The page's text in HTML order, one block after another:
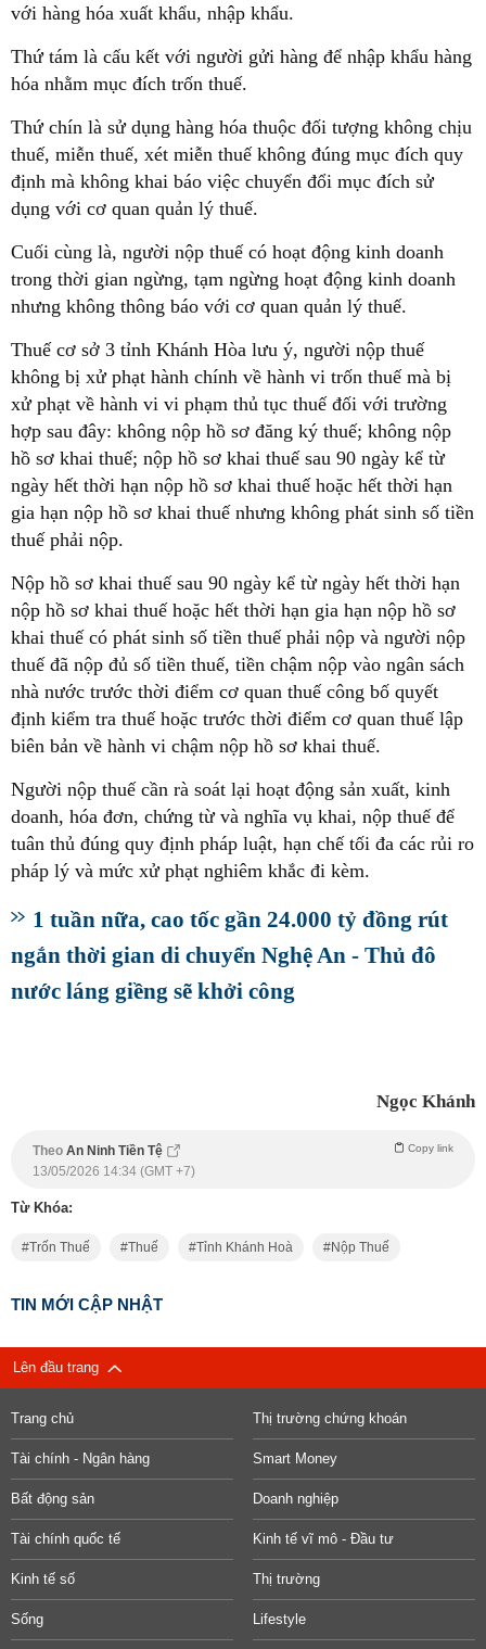
với hàng hóa xuất khẩu, nhập khẩu.
Thứ tám là cấu kết với người gửi hàng để nhập khẩu hàng
hóa nhằm mục đích trốn thuế.
Thứ chín là sử dụng hàng hóa thuộc đối tượng không chịu
thuế, miễn thuế, xét miễn thuế không đúng mục đích quy
định mà không khai báo việc chuyển đổi mục đích sử
dụng với cơ quan quản lý thuế.
Cuối cùng là, người nộp thuế có hoạt động kinh doanh
trong thời gian ngừng, tạm ngừng hoạt động kinh doanh
nhưng không thông báo với cơ quan quản lý thuế.
Thuế cơ sở 3 tỉnh Khánh Hòa lưu ý, người nộp thuế
không bị xử phạt hành chính về hành vi trốn thuế mà bị
xử phạt về hành vi vi phạm thủ tục thuế đối với trường
hợp sau đây: không nộp hồ sơ đăng ký thuế; không nộp
hồ sơ khai thuế; nộp hồ sơ khai thuế sau 90 ngày kể từ
ngày hết thời hạn nộp hồ sơ khai thuế hoặc hết thời hạn
gia hạn nộp hồ sơ khai thuế nhưng không phát sinh số tiền
thuế phải nộp.
Nộp hồ sơ khai thuế sau 90 ngày kể từ ngày hết thời hạn
nộp hồ sơ khai thuế hoặc hết thời hạn gia hạn nộp hồ sơ
khai thuế có phát sinh số tiền thuế phải nộp và người nộp
thuế đã nộp đủ số tiền thuế, tiền chậm nộp vào ngân sách
nhà nước trước thời điểm cơ quan thuế công bố quyết
định kiểm tra thuế hoặc trước thời điểm cơ quan thuế lập
biên bản về hành vi chậm nộp hồ sơ khai thuế.
Người nộp thuế cần rà soát lại hoạt động sản xuất, kinh
doanh, hóa đơn, chứng từ và nghĩa vụ khai, nộp thuế để
tuân thủ đúng quy định pháp luật, hạn chế tối đa các rủi ro
pháp lý và mức xử phạt nghiêm khắc đi kèm.
1 tuần nữa, cao tốc gần 24.000 tỷ đồng rút
ngắn thời gian di chuyển Nghệ An - Thủ đô
nước láng giềng sẽ khởi công
Ngọc Khánh
Theo An Ninh Tiền Tệ Copy link
13/05/2026 14:34 (GMT +7)
Từ Khóa:
Trốn Thuế Thuế Tỉnh Khánh Hoà Nộp Thuế
TIN MỚI CẬP NHẬT
Lên đầu trang
Trang chủ Thị trường chứng khoán
Tài chính - Ngân hàng Smart Money
Bất động sản Doanh nghiệp
Tài chính quốc tế Kinh tế vĩ mô - Đầu tư
Kinh tế số Thị trường
Sống Lifestyle